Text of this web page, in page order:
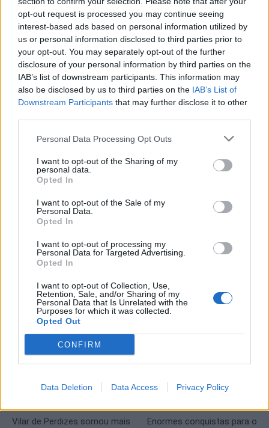
opt-out request is processed you may continue seeing
interest-based ads based on personal information utilized by
us or personal information disclosed to third parties prior to
your opt-out. You may separately opt-out of the further
disclosure of your personal information by third parties on the
IAB’s list of downstream participants. This information may
also be disclosed by us to third parties on the IAB’s List of
Downstream Participants that may further disclose it to other
Personal Data Processing Opt Outs
I want to opt-out of the Sharing of my
personal data.
Opted In
I want to opt-out of the Sale of my
Personal Data.
Opted In
I want to opt-out of processing my
Personal Data for Targeted Advertising.
Opted In
I want to opt-out of Collection, Use,
Retention, Sale, and/or Sharing of my
Personal Data that Is Unrelated with the
Purposes for which it was collected.
Opted Out
CONFIRM
Data Deletion Data Access Privacy Policy
título coletivo, a destacar o 8º lugar da estafeta mista do GCVR
na Final dos 4×50 Estilos com o tempo de 2.00.05.
Além destes excelentes resultados, houve ainda a registar:
Herman Kovalchuk 22º nos 50 Costas, 38º nos 50L e 59º nos 50
Mariposa; Rodrigo Silva 33º nos 50 Costas e 45º nos 100 Costas;
Eduardo Yakubenko 41º nos 50 Livres e 53º nos 50 Mariposa;
Foi assim extremamente positiva a participação do GCVR numa
das provas mais importantes do calendário nacional, com os
natação nacional e internacional, contando ainda com uma atleta
ao serviço da Seleção Nacional, deixando por isso excelentes
indicações para o trabalho a ser desenvolvido.
Vilar de Perdizes somou mais
Enormes conquistas para o